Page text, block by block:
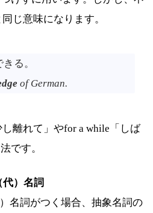
じ意味になります。
る。
of German.
し離れて」やfor a while「しば
です。
代）名詞
名詞がつく場合、抽象名詞の